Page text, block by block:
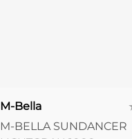
Anbieter:
M-Bella
M-BELLA SUNDANCER